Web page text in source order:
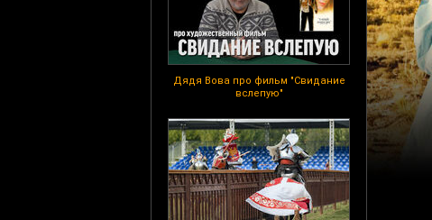
Дядя Вова про фильм "Свидание
вслепую"